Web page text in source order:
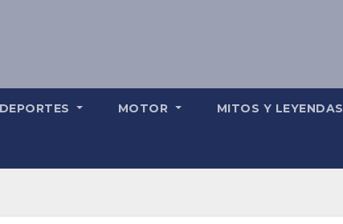
DEPORTES MOTOR MITOS Y LEYENDAS